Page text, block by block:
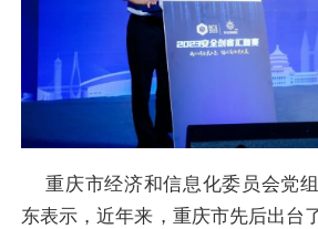
重庆市经济和信息化委员会党
东表示，近年来，重庆市先后出台